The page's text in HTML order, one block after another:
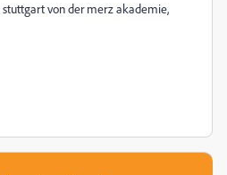
stuttgart von der merz akademie,